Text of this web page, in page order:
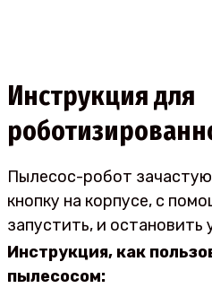
Инструкция для
Пылесос-робот
кнопку на корпусе, с
запустить, и остановить
Инструкция, как
пылесосом: